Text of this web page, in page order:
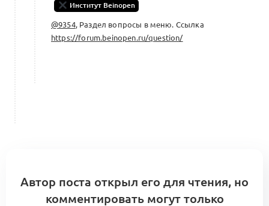
Институт Beinopen
@9354, Раздел вопросы в меню. Ссылка
https://forum.beinopen.ru/question/
Автор поста открыл его для чтения, но
комментировать могут только